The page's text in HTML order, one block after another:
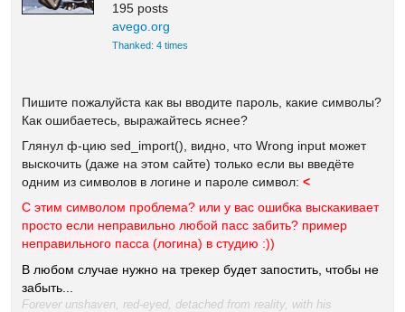
195 posts
avego.org
Thanked: 4 times
Пишите пожалуйста как вы вводите пароль, какие символы?
Как ошибаетесь, выражайтесь яснее?
Глянул ф-цию sed_import(), видно, что Wrong input может
выскочить (даже на этом сайте) только если вы введёте
одним из символов в логине и пароле символ:<
С этим символом проблема? или у вас ошибка выскакивает
просто если неправильно любой пасс забить? пример
неправильного пасса (логина) в студию :))
В любом случае нужно на трекер будет запостить, чтобы не
забыть...
Forever unshaven, red-eyed, detached from reality, with his